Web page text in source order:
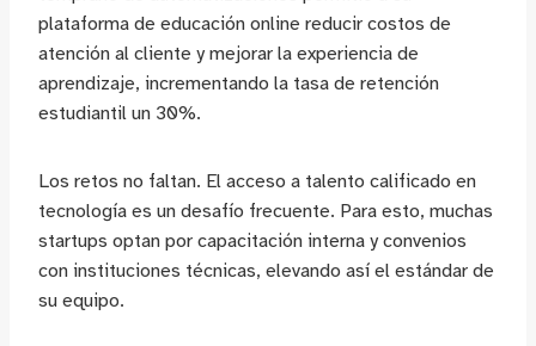
plataforma de educación online reducir costos de
atención al cliente y mejorar la experiencia de
aprendizaje, incrementando la tasa de retención
estudiantil un 30%.
Los retos no faltan. El acceso a talento calificado en
tecnología es un desafío frecuente. Para esto, muchas
startups optan por capacitación interna y convenios
con instituciones técnicas, elevando así el estándar de
su equipo.